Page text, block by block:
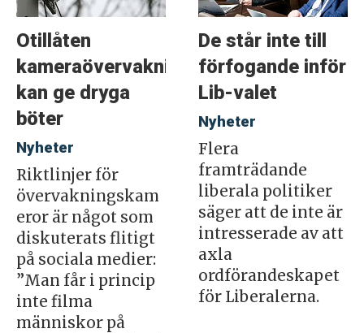
Otillåten
kameraövervakning
kan ge dryga
böter
Nyheter
Riktlinjer för
övervakningskam
eror är något som
diskuterats flitigt
på sociala medier:
”Man får i princip
inte filma
människor på
De står inte till
förfogande inför
Lib-valet
Nyheter
Flera
framträdande
liberala politiker
säger att de inte är
intresserade av att
axla
ordförandeskapet
för Liberalerna.